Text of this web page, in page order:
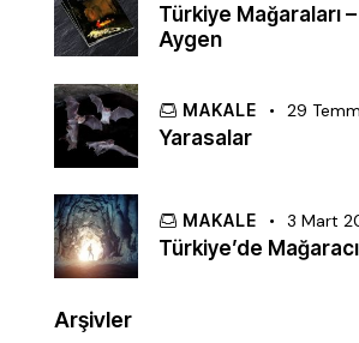
Türkiye Mağaraları
Aygen
MAKALE 29
Yarasalar
MAKALE 3 Mart
Türkiye’de
Arşivler